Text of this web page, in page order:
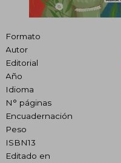
Formato
Autor
Editorial
Año
Idioma
N° páginas
Encuadernación
Peso
ISBN13
Editado en